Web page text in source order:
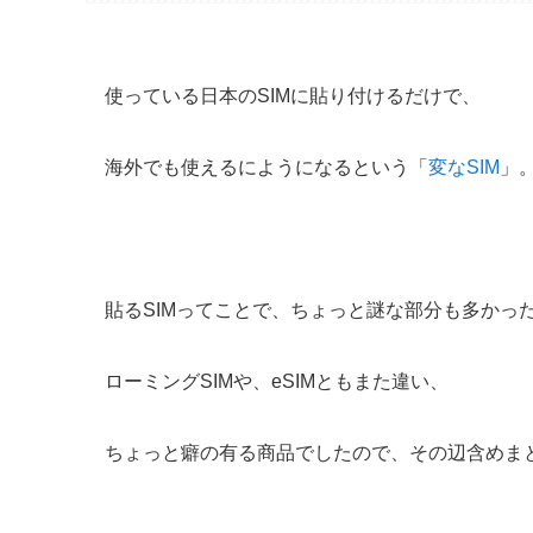
使っている日本のSIMに貼り付けるだけで、
海外でも使えるにようになるという「 変なSIM 」。
貼るSIMってことで、ちょっと謎な部分も多かっ
ローミングSIMや、eSIMともまた違い、
ちょっと癖の有る商品でしたので、その辺含めま